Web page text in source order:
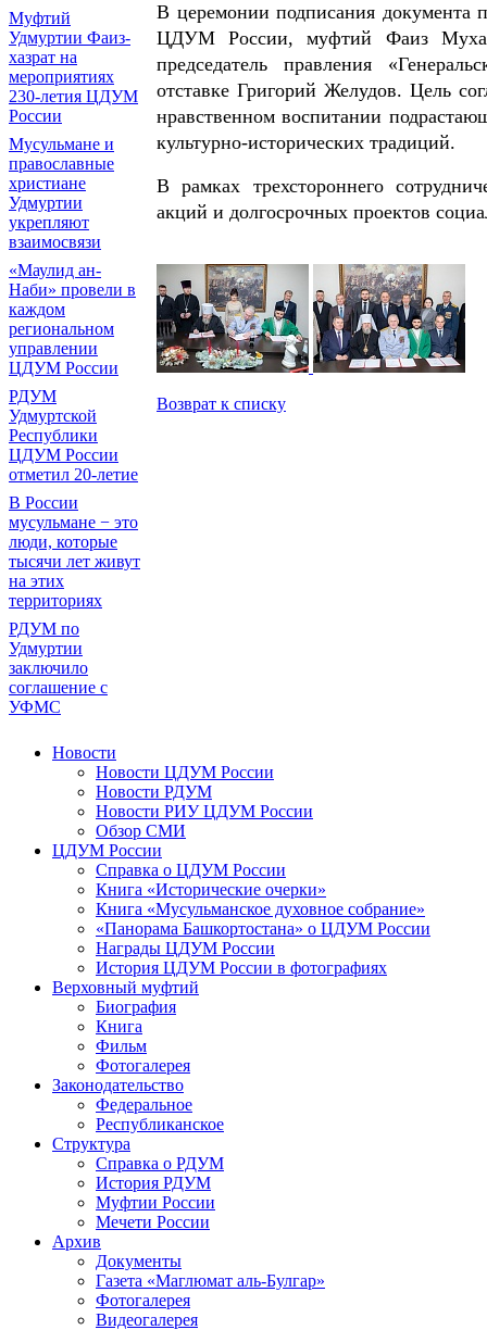
Муфтий
Удмуртии Фаиз-
хазрат на
мероприятиях
230-летия ЦДУМ
России
Мусульмане и
православные
христиане
Удмуртии
укрепляют
взаимосвязи
«Маулид ан-
Наби» провели в
каждом
региональном
управлении
ЦДУМ России
РДУМ
Удмуртской
Республики
ЦДУМ России
отметил 20-летие
В России
мусульмане − это
люди, которые
тысячи лет живут
на этих
территориях
РДУМ по
Удмуртии
заключило
соглашение с
УФМС
В церемонии подписания документа
ЦДУМ России, муфтий Фаиз
председатель правления
отставке Григорий Желудов. Цель
нравственном воспитании
культурно-исторических традиций.
В рамках трехстороннего
акций и долгосрочных проектов
Возврат к списку
Новости
Новости ЦДУМ России
Новости РДУМ
Новости РИУ ЦДУМ России
Обзор СМИ
ЦДУМ России
Справка о ЦДУМ России
Книга «Исторические очерки»
Книга «Мусульманское духовное собрание»
«Панорама Башкортостана» о ЦДУМ России
Награды ЦДУМ России
История ЦДУМ России в фотографиях
Верховный муфтий
Биография
Книга
Фильм
Фотогалерея
Законодательство
Федеральное
Республиканское
Структура
Справка о РДУМ
История РДУМ
Муфтии России
Мечети России
Архив
Документы
Газета «Маглюмат аль-Булгар»
Фотогалерея
Видеогалерея